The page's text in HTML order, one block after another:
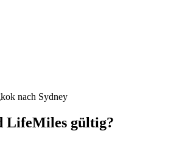
nach Sydney
LifeMiles gültig?